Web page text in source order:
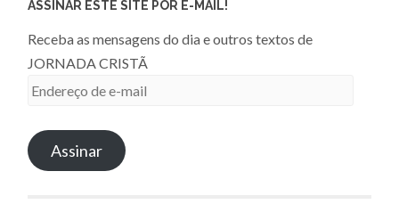
ASSINAR ESTE SITE POR E-MAIL!
Receba as mensagens do dia e outros textos de
JORNADA CRISTÃ
Endereço
e-
mailAssinar